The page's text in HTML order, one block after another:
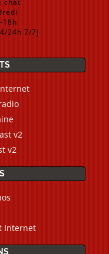
chat
18h
24h 7/7j
v2
v2
Internet